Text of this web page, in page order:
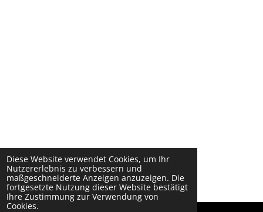
Diese Website verwendet Cookies, um Ihr
Nutzererlebnis zu verbessern und
maßgeschneiderte Anzeigen anzuzeigen. Die
fortgesetzte Nutzung dieser Website bestätigt
Ihre Zustimmung zur Verwendung von
Cookies.